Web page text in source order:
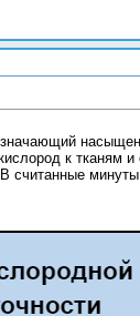
к тканям
считанные